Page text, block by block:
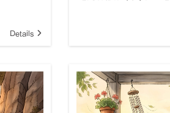
Details